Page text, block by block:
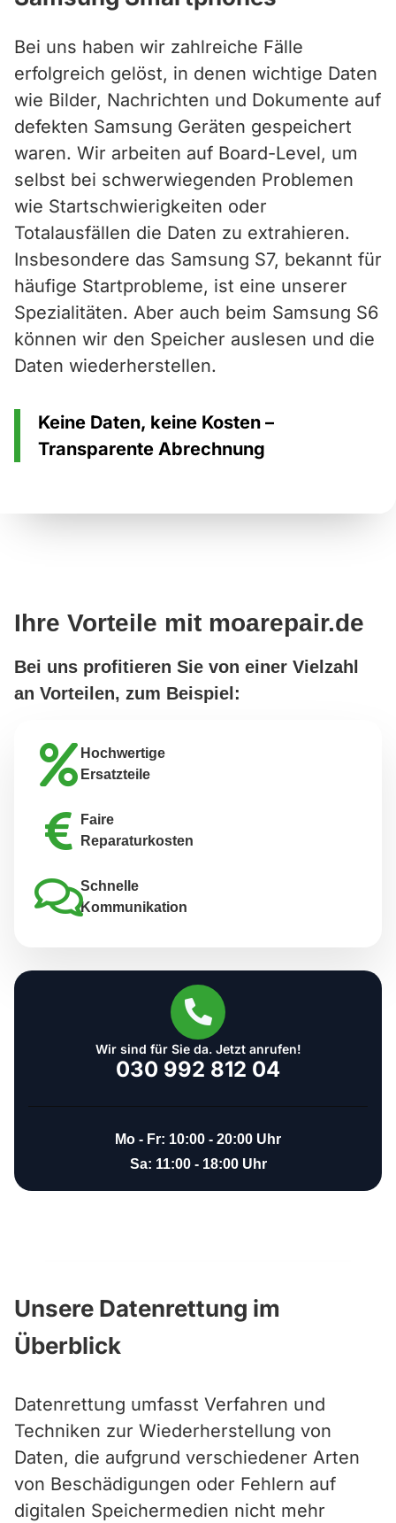
Bei uns haben wir zahlreiche Fälle
erfolgreich gelöst, in denen wichtige Daten
wie Bilder, Nachrichten und Dokumente auf
defekten Samsung Geräten gespeichert
waren. Wir arbeiten auf Board-Level, um
selbst bei schwerwiegenden Problemen
wie Startschwierigkeiten oder
Totalausfällen die Daten zu extrahieren.
Insbesondere das Samsung S7, bekannt für
häufige Startprobleme, ist eine unserer
Spezialitäten. Aber auch beim Samsung S6
können wir den Speicher auslesen und die
Daten wiederherstellen.
Keine Daten, keine Kosten –
Transparente Abrechnung
Ihre Vorteile mit moarepair.de
Bei uns profitieren Sie von einer Vielzahl
an Vorteilen, zum Beispiel:
Hochwertige
Ersatzteile
Faire
Reparaturkosten
Schnelle
Kommunikation
Wir sind für Sie da. Jetzt anrufen!
030 992 812 04
Mo - Fr: 10:00 - 20:00 Uhr
Sa: 11:00 - 18:00 Uhr
Unsere Datenrettung im
Überblick
Datenrettung umfasst Verfahren und
Techniken zur Wiederherstellung von
Daten, die aufgrund verschiedener Arten
von Beschädigungen oder Fehlern auf
digitalen Speichermedien nicht mehr